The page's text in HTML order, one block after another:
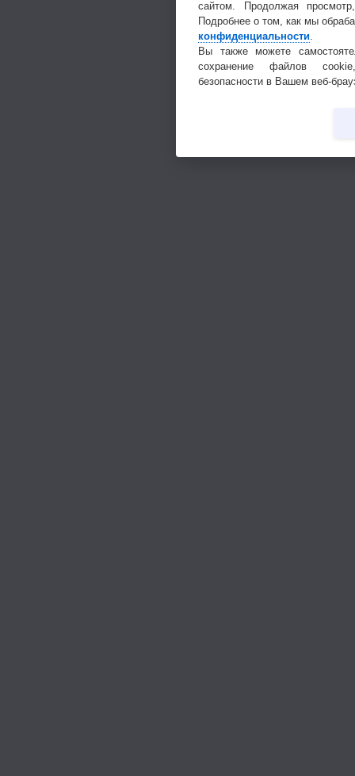
сайтом. Продолжая
Подробнее о том, как мы
конфиденциальности
Вы также можете
сохранение файлов
безопасности в Вашем веб-